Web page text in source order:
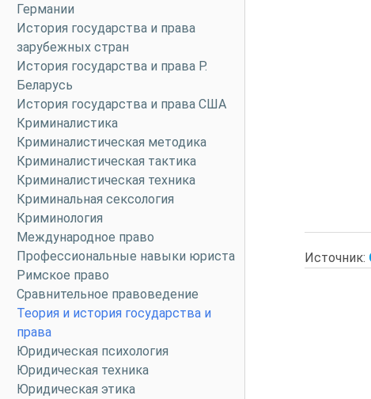
Германии
История государства и права
зарубежных стран
История государства и права Р.
Беларусь
История государства и права США
Криминалистика
Криминалистическая методика
Криминалистическая тактика
Криминалистическая техника
Криминальная сексология
Криминология
Международное право
Профессиональные навыки юриста
Римское право
Сравнительное правоведение
Теория и история государства и
права
Юридическая психология
Юридическая техника
Юридическая этика
Источник: